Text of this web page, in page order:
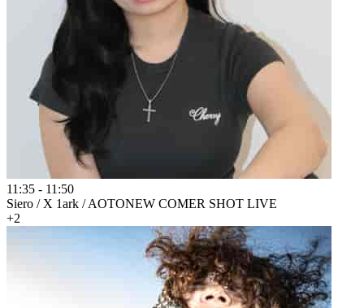
11:35 - 11:50
Siero / X 1ark / AOTONEW COMER SHOT LIVE
+2